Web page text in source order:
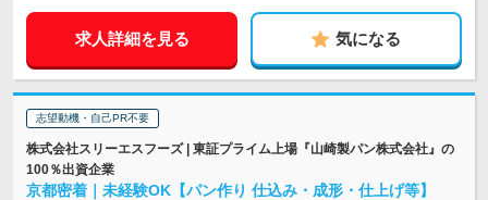
求人詳細を見る 気になる
志望動機・自己PR不要
株式会社スリーエスフーズ | 東証プライム上場『山崎製パン株式会社』の
100％出資企業
京都密着｜未経験OK【パン作り 仕込み・成形・仕上げ等】